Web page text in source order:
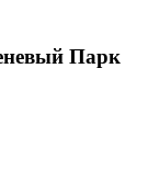
Парк